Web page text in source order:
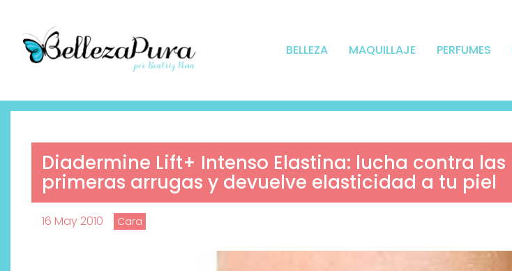
BELLEZA MAQUILLAJE PERFUMES
Diadermine Lift+ Intenso Elastina: lucha contra las
primeras arrugas y devuelve elasticidad a tu piel
16 May 2010 Cara